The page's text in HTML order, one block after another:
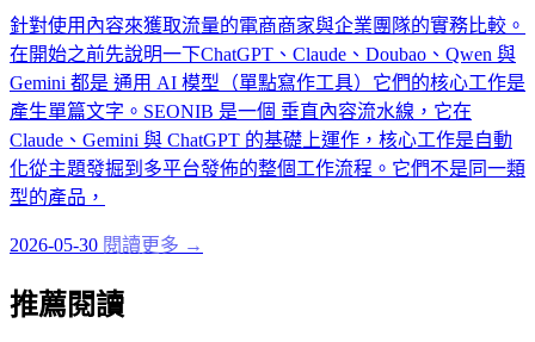
針對使用內容來獲取流量的電商商家與企業團隊的實務比較。
在開始之前先說明一下ChatGPT、Claude、Doubao、Qwen 與
Gemini 都是 通用 AI 模型（單點寫作工具）它們的核心工作是
產生單篇文字。SEONIB 是一個 垂直內容流水線，它在
Claude、Gemini 與 ChatGPT 的基礎上運作，核心工作是自動
化從主題發掘到多平台發佈的整個工作流程。它們不是同一類
型的產品，
2026-05-30 閱讀更多 →
推薦閱讀